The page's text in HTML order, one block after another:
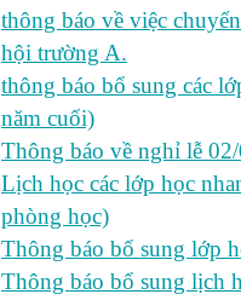
thông báo về việc
hội trường A.
thông báo bổ sung các
năm cuối)
Thông báo về nghỉ lễ
Lịch học các lớp học
phòng học)
Thông báo bổ sung lớp
Thông báo bổ sung